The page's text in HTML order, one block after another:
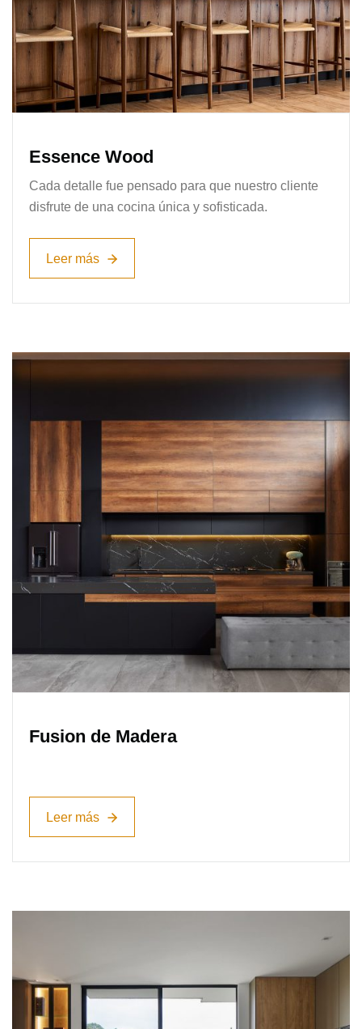
Essence Wood
Cada detalle fue pensado para que nuestro cliente
disfrute de una cocina única y sofisticada.
Leer más
Leer más
Fusion de Madera
Leer más
Leer más